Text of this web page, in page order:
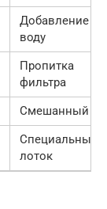
Добавление в
воду
Пропитка
фильтра
Смешанный
Специальный
лоток